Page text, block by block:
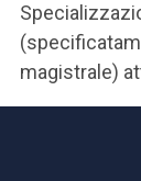
magistrale)